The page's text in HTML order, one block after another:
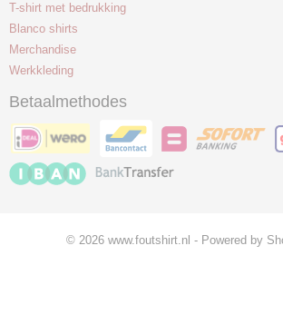
T-shirt met bedrukking
Blanco shirts
Merchandise
Werkkleding
Betaalmethodes
© 2026 www.foutshirt.nl - Powered by